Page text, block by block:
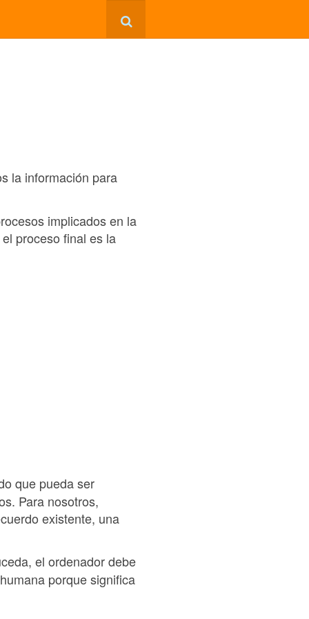
la información para
implicados en la
proceso final es la
que pueda ser
Para nosotros,
existente, una
el ordenador debe
porque significa